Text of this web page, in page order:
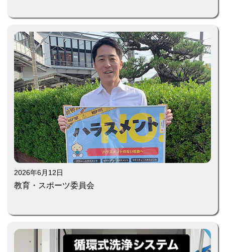
2026年6月12日
教育・スポーツ委員会